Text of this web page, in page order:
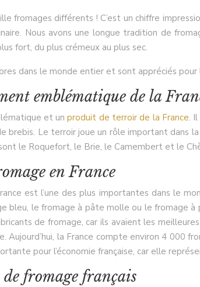
fromages différents ! C’est un chiffre
Nous avons une longue tradition de
fort, du plus crémeux au plus sec.
dans le monde entier et sont appréciés
emblématique de la
et unproduit de terroir de la France.
brebis. Le terroir joue un rôle important
le Roquefort, le Brie, le Camembert et le
en France
est l’une des plus importantes dans le
bleu, le fromage à pâte molle ou le
de fromage, car ils avaient les
Aujourd’hui, la France compte environ 4 000
pour l’économie française, car elle
fromage français